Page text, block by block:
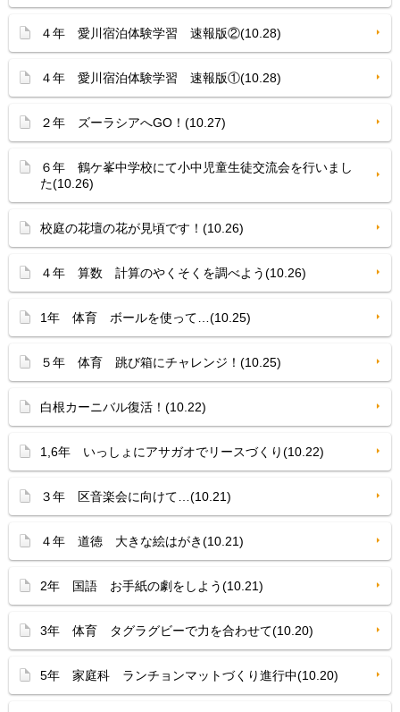
４年 愛川宿泊体験学習 速報版②(10.28)
４年 愛川宿泊体験学習 速報版①(10.28)
２年 ズーラシアへGO！(10.27)
６年 鶴ケ峯中学校にて小中児童生徒交流会を行いまし
た(10.26)
校庭の花壇の花が見頃です！(10.26)
４年 算数 計算のやくそくを調べよう(10.26)
1年 体育 ボールを使って…(10.25)
５年 体育 跳び箱にチャレンジ！(10.25)
白根カーニバル復活！(10.22)
1,6年 いっしょにアサガオでリースづくり(10.22)
３年 区音楽会に向けて…(10.21)
４年 道徳 大きな絵はがき(10.21)
2年 国語 お手紙の劇をしよう(10.21)
3年 体育 タグラグビーで力を合わせて(10.20)
5年 家庭科 ランチョンマットづくり進行中(10.20)